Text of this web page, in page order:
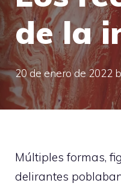
de la
20 de enero de 2022
Múltiples formas,
delirantes